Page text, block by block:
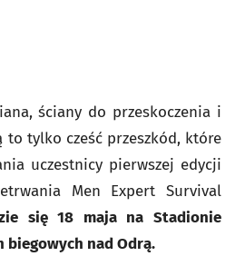
ściany do przeskoczenia i
tylko cześć przeszkód, które
uczestnicy pierwszej edycji
Men Expert Survival
się 18 maja na Stadionie
biegowych nad Odrą.